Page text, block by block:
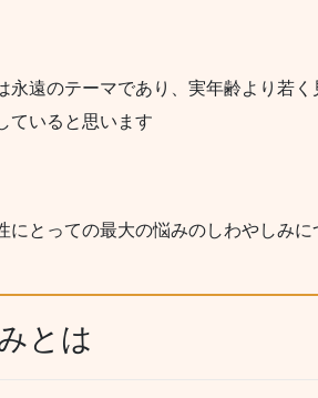
永遠のテーマであり、実年齢より若
ていると思います
にとっての最大の悩みのしわやしみに
とは